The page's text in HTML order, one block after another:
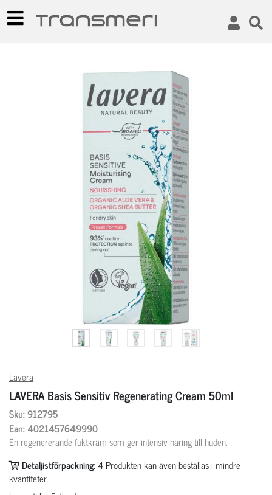
Lavera
LAVERA Basis Sensitiv Regenerating Cream 50ml
Sku: 912795
Ean: 4021457649990
En regenererande fuktkräm som ger intensiv näring till huden.
Detaljistförpackning: 4 Produkten kan även beställas i mindre
kvantiteter.